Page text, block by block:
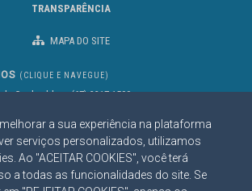
a sua experiência na plataforma
serviços personalizados, utilizamos
Ao "ACEITAR COOKIES", você terá
a todas as funcionalidades do site. Se
TRANSPARÊNCIA
MAPA DO SITE
(CLIQUE E NAVEGUE)
Cunha, bloco(67) 3317-1500